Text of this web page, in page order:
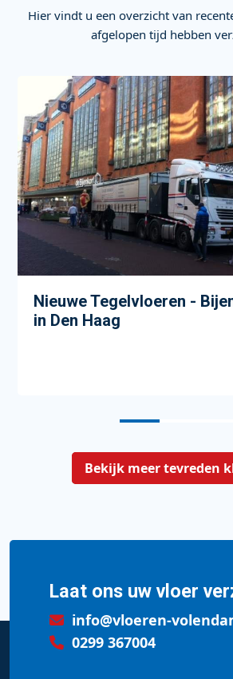
Hier vindt u een overzicht van
afgelopen tijd hebben
Nieuwe Tegelvloeren -
in Den Haag
Bekijk meer tevreden
Laat ons uw vloer
info@vloeren-
0299 367004